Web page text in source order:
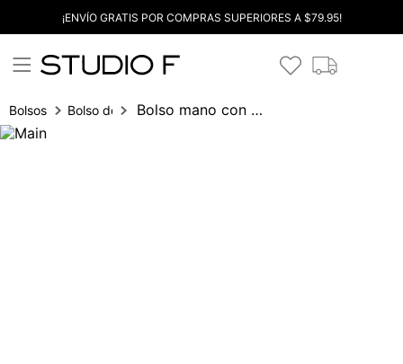
¡ENVÍO GRATIS POR COMPRAS SUPERIORES A $79.95!
Bolsos Bolso de mano Bolso mano con monedero